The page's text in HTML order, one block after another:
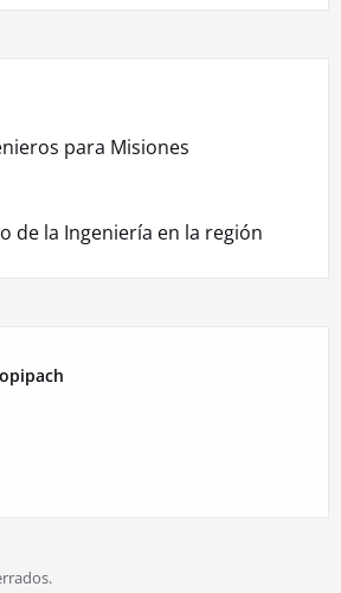
para Misiones
de la Ingeniería en la región